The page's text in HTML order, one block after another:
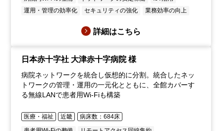
運用・管理の効率化
セキュリティの強化 業務効率の向上
詳細はこちら
日本赤十字社 大津赤十字病院 様
病院ネットワークを統合し仮想的に分割。統合したネッ
トワークの管理・運用の一元化とともに、全館カバーす
る無線LANで患者用Wi-Fiも構築
医療・福祉 近畿
病床数：684床